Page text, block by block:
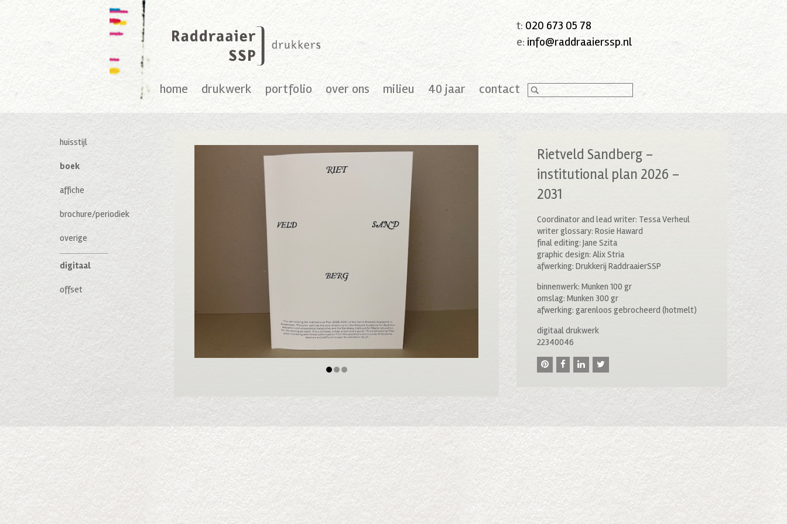
t: 020 673 05 78
e: info@raddraaierssp.nl
home drukwerk portfolio over ons milieu 40 jaar contact
huisstijl
boek
affiche
brochure/periodiek
overige
digitaal
offset
Rietveld Sandberg –
institutional plan 2026 –
2031
Coordinator and lead writer: Tessa Verheul
writer glossary: Rosie Haward
final editing: Jane Szita
graphic design: Alix Stria
afwerking: Drukkerij RaddraaierSSP
binnenwerk: Munken 100 gr
omslag: Munken 300 gr
afwerking: garenloos gebrocheerd (hotmelt)
digitaal drukwerk
22340046